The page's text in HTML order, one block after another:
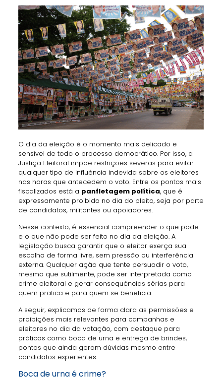
O dia da eleição é o momento mais delicado e
sensível de todo o processo democrático. Por isso, a
Justiça Eleitoral impõe restrições severas para evitar
qualquer tipo de influência indevida sobre os eleitores
nas horas que antecedem o voto. Entre os pontos mais
fiscalizados está a panfletagem política, que é
expressamente proibida no dia do pleito, seja por parte
de candidatos, militantes ou apoiadores.
Nesse contexto, é essencial compreender o que pode
e o que não pode ser feito no dia da eleição. A
legislação busca garantir que o eleitor exerça sua
escolha de forma livre, sem pressão ou interferência
externa. Qualquer ação que tente persuadir o voto,
mesmo que sutilmente, pode ser interpretada como
crime eleitoral e gerar consequências sérias para
quem pratica e para quem se beneficia.
A seguir, explicamos de forma clara as permissões e
proibições mais relevantes para campanhas e
eleitores no dia da votação, com destaque para
práticas como boca de urna e entrega de brindes,
pontos que ainda geram dúvidas mesmo entre
candidatos experientes.
Boca de urna é crime?